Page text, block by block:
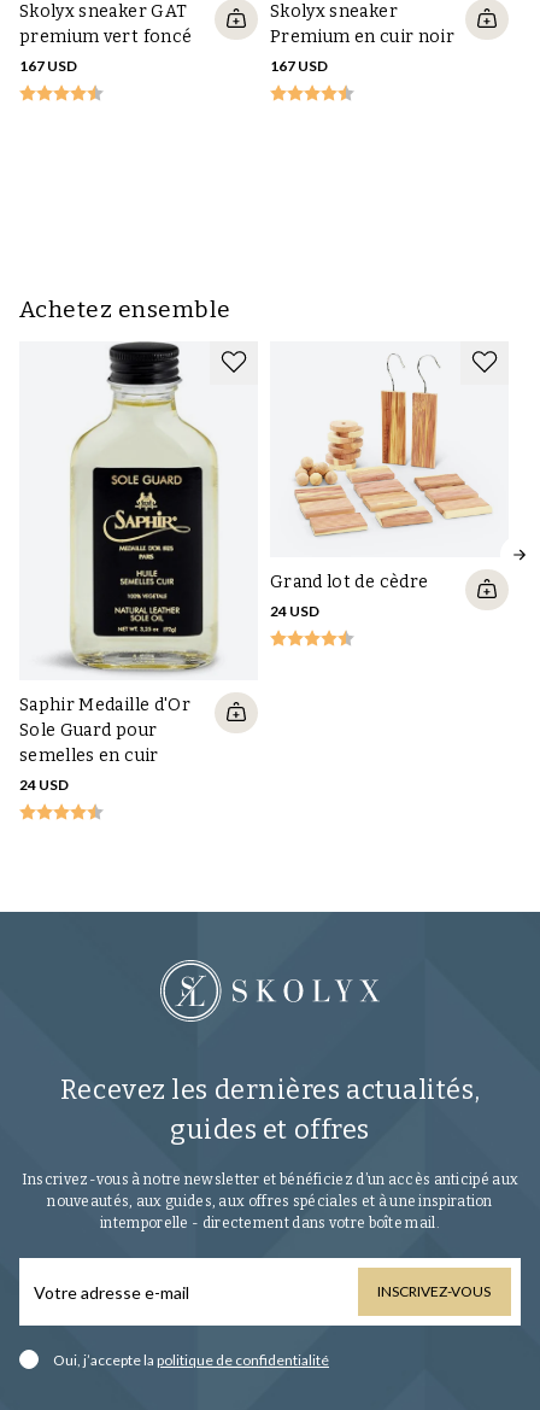
Skolyx sneaker GAT
premium vert foncé
167 USD
Skolyx sneaker
Premium en cuir noir
167 USD
Achetez ensemble
Saphir Medaille d'Or
Sole Guard pour
semelles en cuir
24 USD
Grand lot de cèdre
24 USD
Recevez les dernières actualités,
guides et offres
Inscrivez-vous à notre newsletter et bénéficiez d’un accès anticipé aux
nouveautés, aux guides, aux offres spéciales et à une inspiration
intemporelle - directement dans votre boîte mail.
INSCRIVEZ-VOUS
Oui, j’accepte la politique de confidentialité